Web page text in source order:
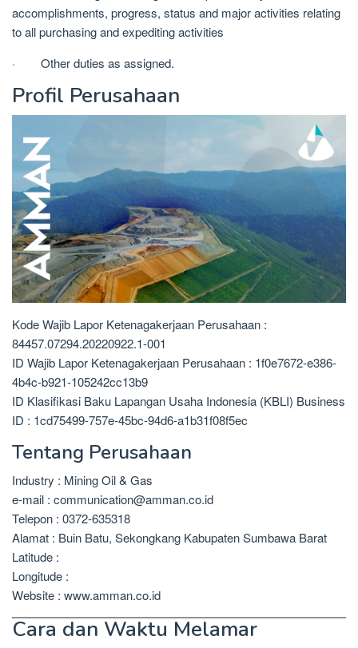
accomplishments, progress, status and major activities relating
to all purchasing and expediting activities
· Other duties as assigned.
Profil Perusahaan
Kode Wajib Lapor Ketenagakerjaan Perusahaan :
84457.07294.20220922.1-001
ID Wajib Lapor Ketenagakerjaan Perusahaan : 1f0e7672-e386-
4b4c-b921-105242cc13b9
ID Klasifikasi Baku Lapangan Usaha Indonesia (KBLI) Business
ID : 1cd75499-757e-45bc-94d6-a1b31f08f5ec
Tentang Perusahaan
Industry : Mining Oil & Gas
e-mail : communication@amman.co.id
Telepon : 0372-635318
Alamat : Buin Batu, Sekongkang Kabupaten Sumbawa Barat
Latitude :
Longitude :
Website : www.amman.co.id
Cara dan Waktu Melamar